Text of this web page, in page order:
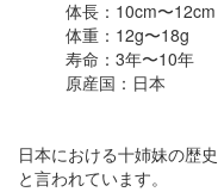
体長：10cm〜12cm
体重：12g〜18g
寿命：3年〜10年
原産国：日本
日本における十姉妹の歴
と言われています。